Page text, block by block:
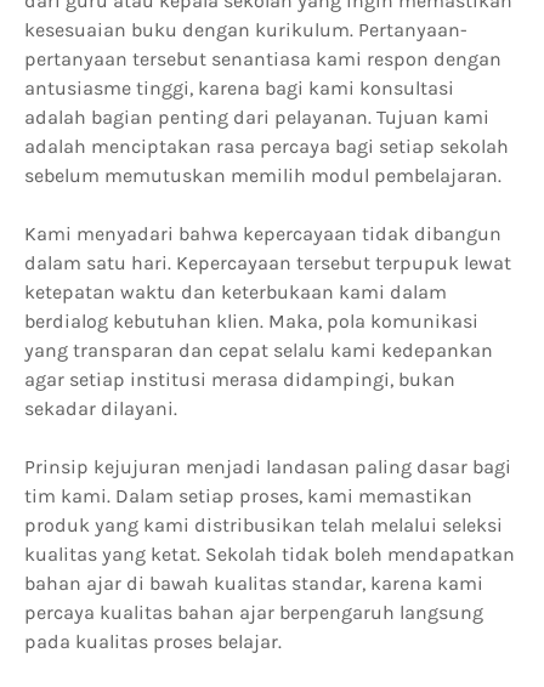
kesesuaian buku dengan kurikulum. Pertanyaan-
pertanyaan tersebut senantiasa kami respon dengan
antusiasme tinggi, karena bagi kami konsultasi
adalah bagian penting dari pelayanan. Tujuan kami
adalah menciptakan rasa percaya bagi setiap sekolah
sebelum memutuskan memilih modul pembelajaran.
Kami menyadari bahwa kepercayaan tidak dibangun
dalam satu hari. Kepercayaan tersebut terpupuk lewat
ketepatan waktu dan keterbukaan kami dalam
berdialog kebutuhan klien. Maka, pola komunikasi
yang transparan dan cepat selalu kami kedepankan
agar setiap institusi merasa didampingi, bukan
sekadar dilayani.
Prinsip kejujuran menjadi landasan paling dasar bagi
tim kami. Dalam setiap proses, kami memastikan
produk yang kami distribusikan telah melalui seleksi
kualitas yang ketat. Sekolah tidak boleh mendapatkan
bahan ajar di bawah kualitas standar, karena kami
percaya kualitas bahan ajar berpengaruh langsung
pada kualitas proses belajar.